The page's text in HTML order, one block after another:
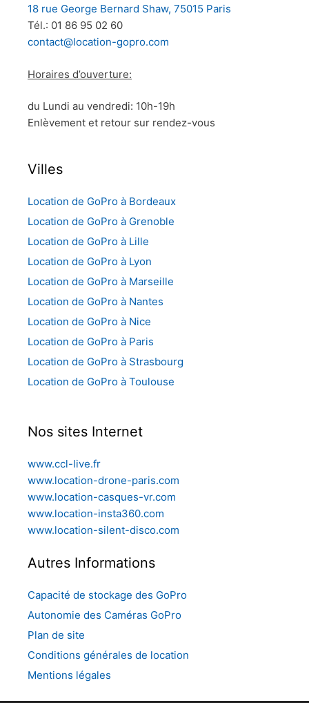
18 rue George Bernard Shaw, 75015 Paris
Tél.: 01 86 95 02 60
contact@location-gopro.com
Horaires d’ouverture:
du Lundi au vendredi: 10h-19h
Enlèvement et retour sur rendez-vous
Villes
Location de GoPro à Bordeaux
Location de GoPro à Grenoble
Location de GoPro à Lille
Location de GoPro à Lyon
Location de GoPro à Marseille
Location de GoPro à Nantes
Location de GoPro à Nice
Location de GoPro à Paris
Location de GoPro à Strasbourg
Location de GoPro à Toulouse
Nos sites Internet
www.ccl-live.fr
www.location-drone-paris.com
www.location-casques-vr.com
www.location-insta360.com
www.location-silent-disco.com
Autres Informations
Capacité de stockage des GoPro
Autonomie des Caméras GoPro
Plan de site
Conditions générales de location
Mentions légales